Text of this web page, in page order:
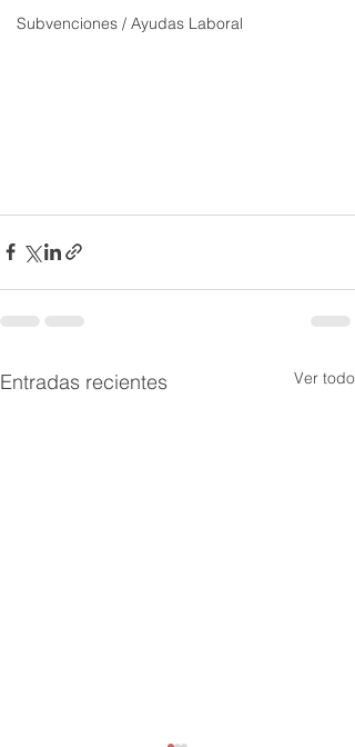
Subvenciones / Ayudas Laboral
Entradas recientes Ver todo